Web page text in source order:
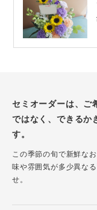
セミオーダーは、ご
ではなく、できるか
す。
この季節の旬で新鮮な
味や雰囲気が多少異な
せ。